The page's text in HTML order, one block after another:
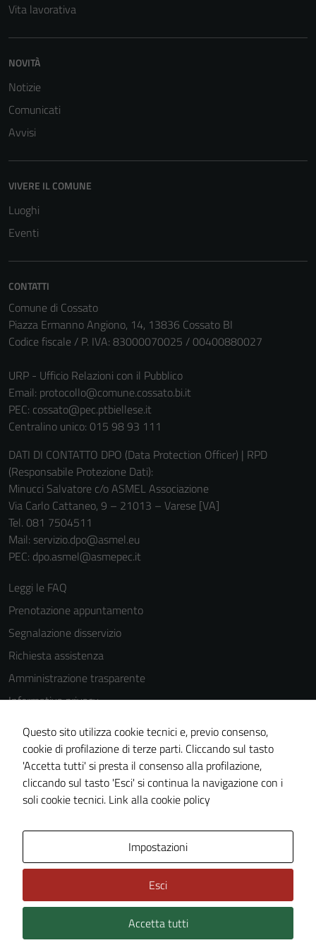
Vita lavorativa
NOVITÀ
Notizie
Comunicati
Avvisi
VIVERE IL COMUNE
Luoghi
Eventi
CONTATTI
Comune di Cossato
Piazza Ermanno Angiono, 14, 13836 Cossato BI
Codice fiscale / P. IVA: 83000070025 / 00400880027
URP - Ufficio Relazioni con il Pubblico
Email: protocollo@comune.cossato.bi.it
PEC: cossato@pec.ptbiellese.it
Centralino unico: 015 98 93 111
DATI DI CONTATTO DPO (Data Protection Officer) | RPD
(Responsabile Protezione Dati):
Minucci Salvatore c/o ASMEL Associazione
Via Carlo Cattaneo, 9 – 21013 – Varese [VA]
Tel. 081 7504511
Mail: servizio.dpo@asmel.eu
PEC: dpo.asmel@asmepec.it
Leggi le FAQ
Prenotazione appuntamento
Segnalazione disservizio
Richiesta assistenza
Amministrazione trasparente
Informativa privacy
Cookie Policy
Note legali
Dichiarazione di accessibilità
Piano di miglioramento del sito
Technical Design s.r.l.
Questo sito utilizza cookie tecnici e, previo consenso,
cookie di profilazione di terze parti. Cliccando sul tasto
'Accetta tutti' si presta il consenso alla profilazione,
cliccando sul tasto 'Esci' si continua la navigazione con i
soli cookie tecnici. Link alla cookie policy
Impostazioni
Esci
Accetta tutti
Tecnici
per il
essere
Questi cookie
non raccolgono